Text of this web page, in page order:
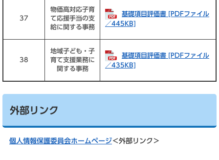
37
物価高対応子育
て応援手当の支
給に関する事務
基礎項目評価書 [PDFファイル
／445KB]
38
地域子ども・子
育て支援業務に
関する事務
基礎項目評価書 [PDFファイル
／435KB]
外部リンク
個人情報保護委員会ホームページ＜外部リンク＞